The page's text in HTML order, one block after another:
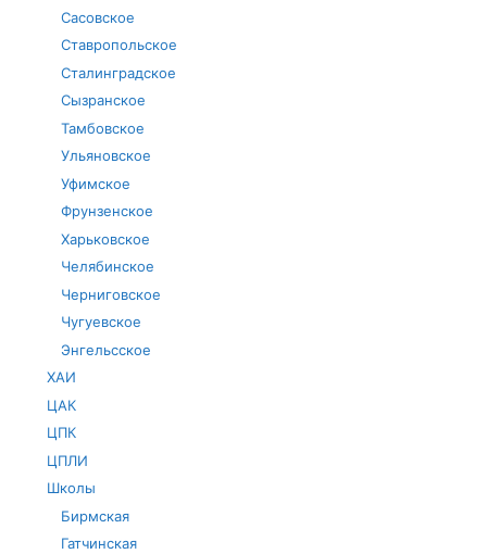
Сасовское
Ставропольское
Сталинградское
Сызранское
Тамбовское
Ульяновское
Уфимское
Фрунзенское
Харьковское
Челябинское
Черниговское
Чугуевское
Энгельсское
ХАИ
ЦАК
ЦПК
ЦПЛИ
Школы
Бирмская
Гатчинская